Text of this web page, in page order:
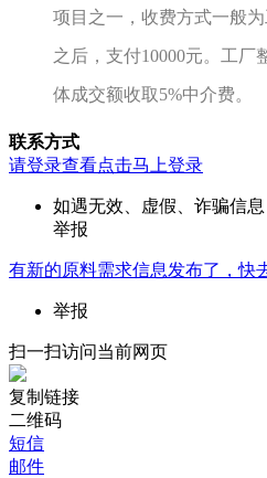
项目之一，收费方式一般
之后，支付10000元。工厂
体成交额收取5%中介费。
联系方式
请登录查看点击马上登录
如遇无效、虚假、诈骗信
举报
有新的原料需求信息发布了，快
举报
扫一扫访问当前网页
复制链接
二维码
短信
邮件